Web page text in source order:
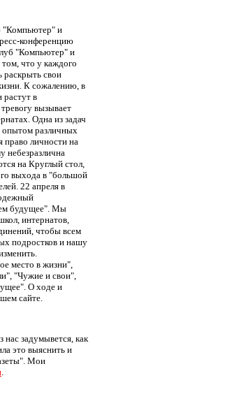
"Компьютер" и
конференцию
"Компьютер" и
что у каждого
раскрыть свои
К сожалению, в
растут в
вызывает
Одна из задач
опытом различных
право личности на
небезразлична
на Круглый стол,
выхода в "большой
22 апреля в
будущее". Мы
интернатов,
чтобы всем
подростков и нашу
место в жизни",
"Чужие и свои",
О ходе и
сайте.
нас задумывется, как
это выяснить и
Мои
.